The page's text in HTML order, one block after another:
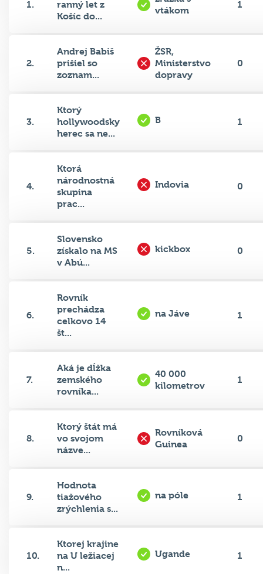
1.
ranný let z
Košíc do...
vtákom
1
2.
Andrej Babiš
prišiel so
zoznam...
ŽSR,
Ministerstvo
dopravy
0
3.
Ktorý
hollywoodsky
herec sa ne...
B 1
4.
Ktorá
národnostná
skupina
prac...
Indovia 0
5.
Slovensko
získalo na MS
v Abú...
kickbox 0
6.
Rovník
prechádza
celkovo 14
št...
na Jáve 1
7.
Aká je dĺžka
zemského
rovníka...
40 000
kilometrov
1
8.
Ktorý štát má
vo svojom
názve...
Rovníková
Guinea
0
9.
Hodnota
tiažového
zrýchlenia s...
na póle 1
10.
Ktorej krajine
na U ležiacej
n...
Ugande 1